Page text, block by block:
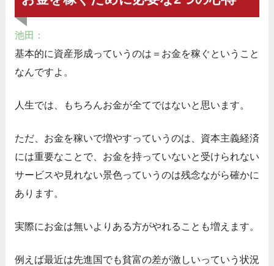
池田：
基本的に資産形成っていうのは＝お金を稼ぐということ
なんですよ。
人生では、もちろんお金が全てではないと思います。
ただ、お金を稼いで増やすっていうのは、資本主義経済
には重要なことで、お金を持っていないと受けられない
サービスや見れない景色っていうのは残念ながら確かに
あります。
実際にお金は無いよりある方がやれることも増えます。
例えば最近は先進国でも貧富の差が激しいっていう状況